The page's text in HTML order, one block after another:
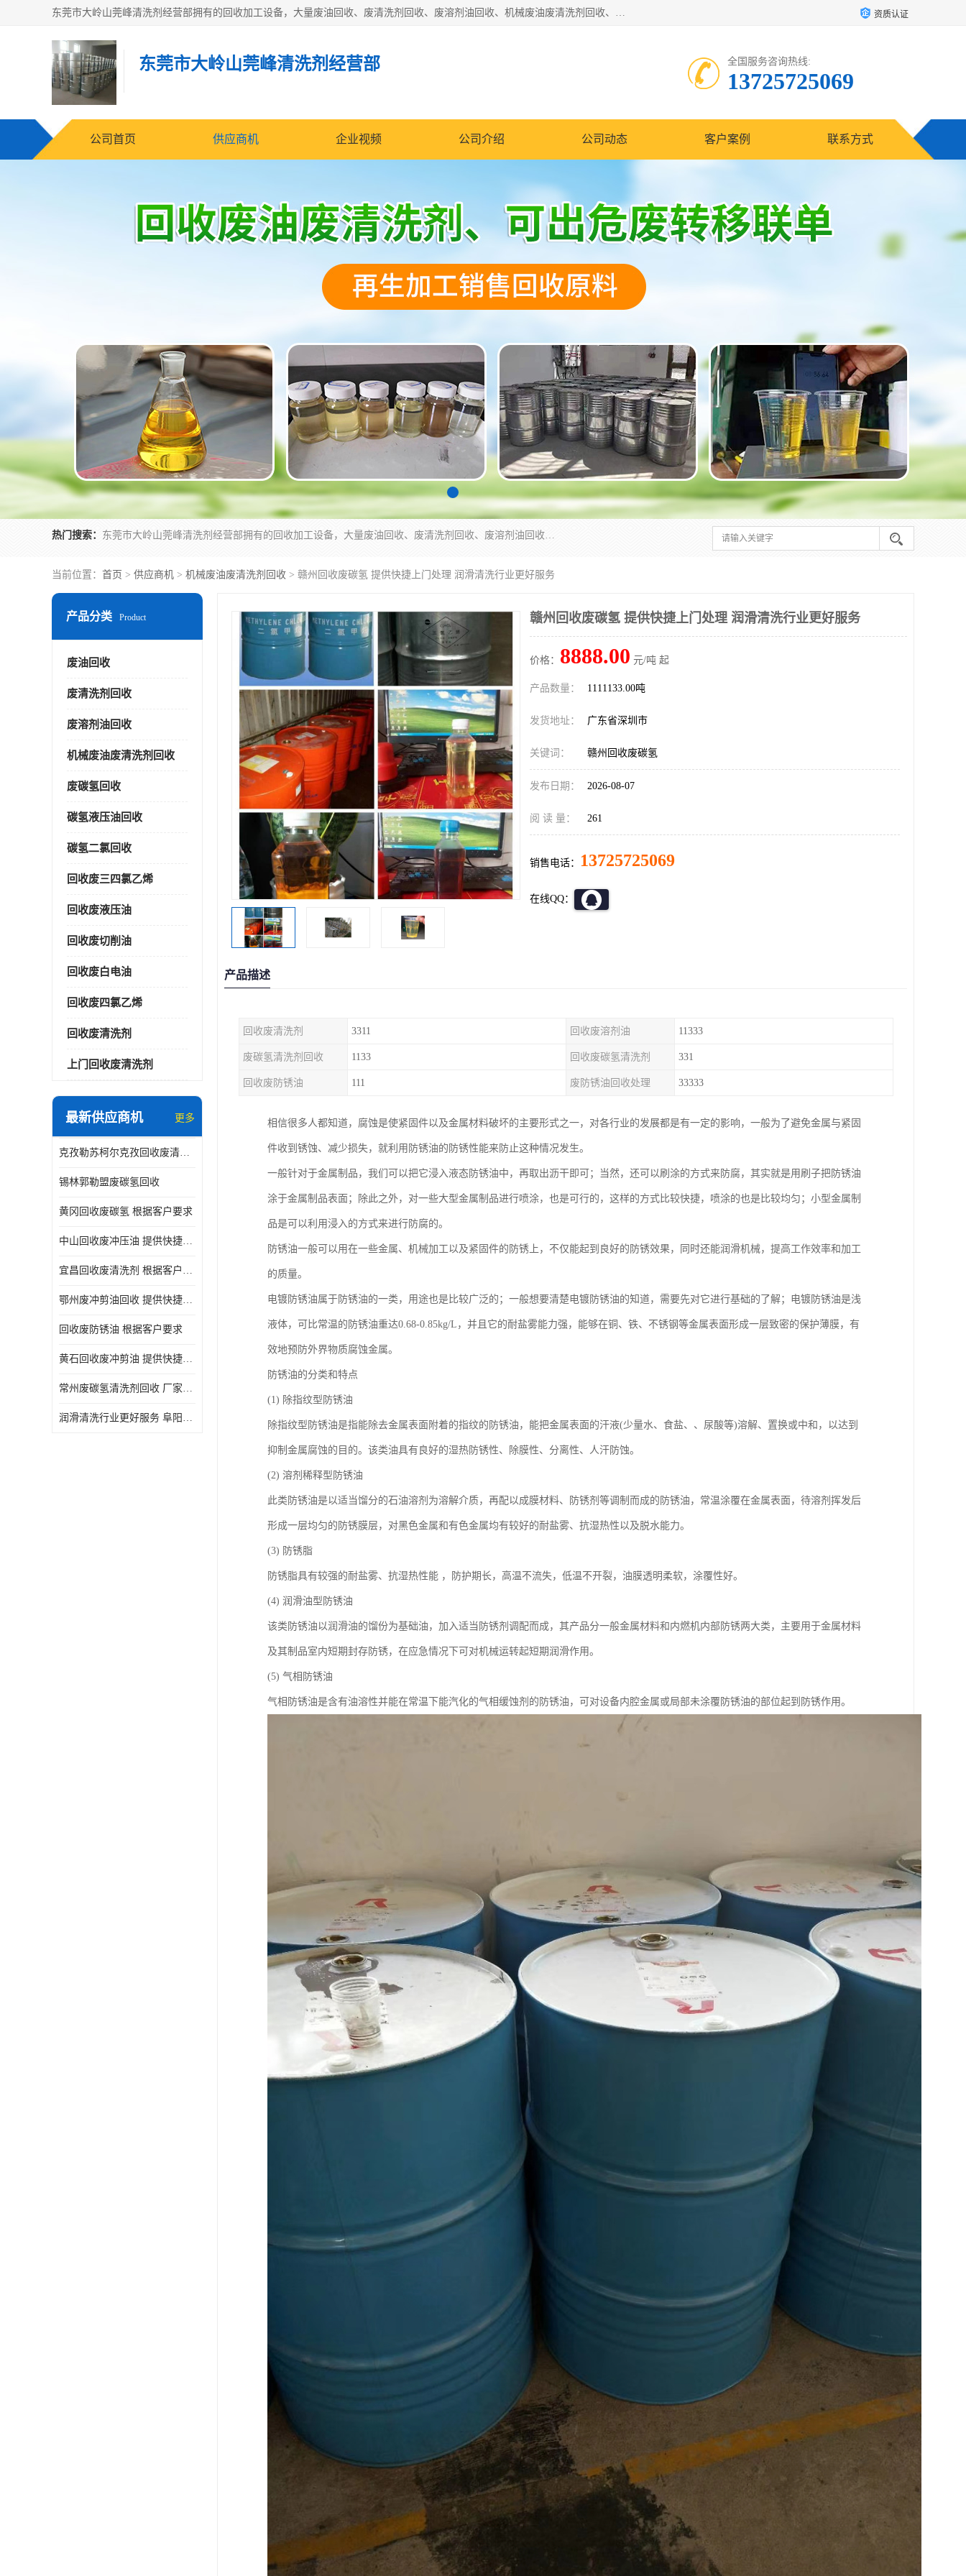
东莞市大岭山莞峰清洗剂经营部拥有的回收加工设备，大量废油回收、废清洗剂回收、废溶剂油回收、机械废油废清洗剂回收、废碳氢回收、碳氢液压油回收、碳氢二氯回收等废清洗剂处理；我们只是提供废旧化工原料的循环使用存放点，执行正规的存放，有正规的回收资质处理。同时我们公司批发零售回收级清洗剂，脱模油再生基础油，质量保证。 资质认证
东莞市大岭山莞峰清洗剂经营部 全国服务咨询热线:
13725725069
公司首页 供应商机 企业视频 公司介绍 公司动态 客户案例 联系方式
热门搜索： 东莞市大岭山莞峰清洗剂经营部拥有的回收加工设备，大量废油回收、废清洗剂回收、废溶剂油回收、机械废油废清洗剂回收、废碳氢回收、碳氢液压油回收、碳氢二氯回收等废清洗剂处理；我们只是提供废旧化工原料的循环使用存放点，执行正规的存放，有正规的回收资质处理。同时我们公司批发零售回收级清洗剂，脱模油再生基础油，质量保证。
当前位置： 首页 > 供应商机 > 机械废油废清洗剂回收 > 赣州回收废碳氢 提供快捷上门处理 润滑清洗行业更好服务
产品分类 Product
废油回收
废清洗剂回收
废溶剂油回收
机械废油废清洗剂回收
废碳氢回收
碳氢液压油回收
碳氢二氯回收
回收废三四氯乙烯
回收废液压油
回收废切削油
回收废白电油
回收废四氯乙烯
回收废清洗剂
上门回收废清洗剂
最新供应商机 更多
克孜勒苏柯尔克孜回收废清洗剂
锡林郭勒盟废碳氢回收
黄冈回收废碳氢 根据客户要求
中山回收废冲压油 提供快捷上门处理
宜昌回收废清洗剂 根据客户要求
鄂州废冲剪油回收 提供快捷上门处理
回收废防锈油 根据客户要求
黄石回收废冲剪油 提供快捷上门处理
常州废碳氢清洗剂回收 厂家价格
润滑清洗行业更好服务 阜阳回收废防锈油
赣州回收废碳氢 提供快捷上门处理 润滑清洗行业更好服务
价格： 8888.00 元/吨 起
产品数量： 1111133.00吨
发货地址： 广东省深圳市
关键词： 赣州回收废碳氢
发布日期： 2026-08-07
阅 读 量： 261
销售电话： 13725725069
在线QQ：
产品描述
回收废清洗剂 3311 回收废溶剂油 11333
废碳氢清洗剂回收 1133 回收废碳氢清洗剂 331
回收废防锈油 111 废防锈油回收处理 33333
相信很多人都知道，腐蚀是使紧固件以及金属材料破坏的主要形式之一，对各行业的发展都是有一定的影响，一般为了避免金属与紧固
件收到锈蚀、减少损失，就利用防锈油的防锈性能来防止这种情况发生。
一般针对于金属制品，我们可以把它浸入液态防锈油中，再取出沥干即可；当然，还可以刷涂的方式来防腐，其实就是用刷子把防锈油
涂于金属制品表面；除此之外，对一些大型金属制品进行喷涂，也是可行的，这样的方式比较快捷，喷涂的也是比较均匀；小型金属制
品是可以利用浸入的方式来进行防腐的。
防锈油一般可以用在一些金属、机械加工以及紧固件的防锈上，不仅能起到良好的防锈效果，同时还能润滑机械，提高工作效率和加工
的质量。
电镀防锈油属于防锈油的一类，用途也是比较广泛的；一般想要清楚电镀防锈油的知道，需要先对它进行基础的了解；电镀防锈油是浅
液体，可比常温的防锈油重达0.68-0.85kg/L，并且它的耐盐雾能力强，能够在铜、铁、不锈钢等金属表面形成一层致密的保护薄膜，有
效地预防外界物质腐蚀金属。
防锈油的分类和特点
(1) 除指纹型防锈油
除指纹型防锈油是指能除去金属表面附着的指纹的防锈油，能把金属表面的汗液(少量水、食盐、、尿酸等)溶解、置换或中和，以达到
抑制金属腐蚀的目的。该类油具有良好的湿热防锈性、除膜性、分离性、人汗防蚀。
(2) 溶剂稀释型防锈油
此类防锈油是以适当馏分的石油溶剂为溶解介质，再配以成膜材料、防锈剂等调制而成的防锈油，常温涂覆在金属表面，待溶剂挥发后
形成一层均匀的防锈膜层，对黑色金属和有色金属均有较好的耐盐雾、抗湿热性以及脱水能力。
(3) 防锈脂
防锈脂具有较强的耐盐雾、抗湿热性能 ，防护期长，高温不流失，低温不开裂，油膜透明柔软，涂覆性好。
(4) 润滑油型防锈油
该类防锈油以润滑油的馏份为基础油，加入适当防锈剂调配而成，其产品分一般金属材料和内燃机内部防锈两大类，主要用于金属材料
及其制品室内短期封存防锈，在应急情况下可对机械运转起短期润滑作用。
(5) 气相防锈油
气相防锈油是含有油溶性并能在常温下能汽化的气相缓蚀剂的防锈油，可对设备内腔金属或局部未涂覆防锈油的部位起到防锈作用。